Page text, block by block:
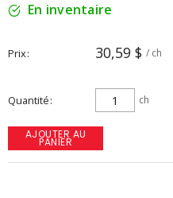
En inventaire
Prix 30,59 $ / ch
Quantité ch
AJOUTER AU
PANIER